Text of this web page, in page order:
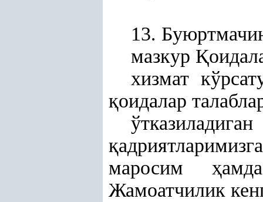
13.
мазкур Қ
хизмат
қоидалар
қ
маросим ҳ
Жамоатчилик